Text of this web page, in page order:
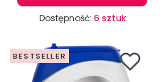
Dostępność: 6 sztuk
BESTSELLER